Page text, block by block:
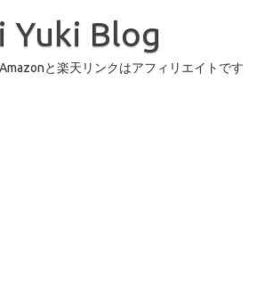
Yuki Blog
と楽天リンクはアフィリエイトです